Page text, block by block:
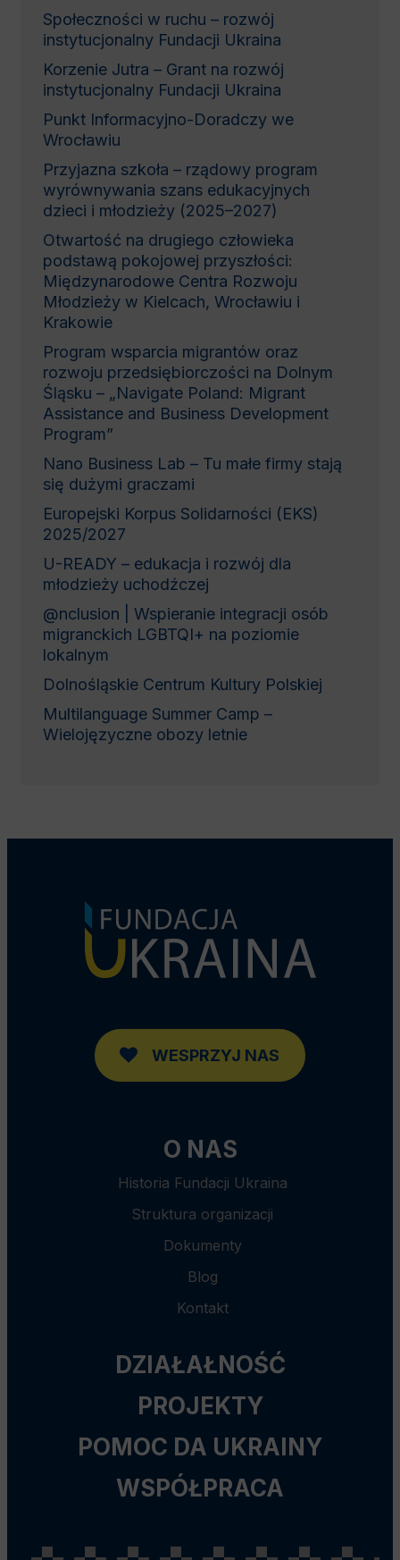
Społeczności w ruchu – rozwój
instytucjonalny Fundacji Ukraina
Korzenie Jutra – Grant na rozwój
instytucjonalny Fundacji Ukraina
Punkt Informacyjno-Doradczy we
Wrocławiu
Przyjazna szkoła – rządowy program
wyrównywania szans edukacyjnych
dzieci i młodzieży (2025–2027)
Otwartość na drugiego człowieka
podstawą pokojowej przyszłości:
Międzynarodowe Centra Rozwoju
Młodzieży w Kielcach, Wrocławiu i
Krakowie
Program wsparcia migrantów oraz
rozwoju przedsiębiorczości na Dolnym
Śląsku – „Navigate Poland: Migrant
Assistance and Business Development
Program”
Nano Business Lab – Tu małe firmy stają
się dużymi graczami
Europejski Korpus Solidarności (EKS)
2025/2027
U-READY – edukacja i rozwój dla
młodzieży uchodźczej
@nclusion | Wspieranie integracji osób
migranckich LGBTQI+ na poziomie
lokalnym
Dolnośląskie Centrum Kultury Polskiej
Multilanguage Summer Camp –
Wielojęzyczne obozy letnie
WESPRZYJ NAS
O NAS
Historia Fundacji Ukraina
Struktura organizacji
Dokumenty
Blog
Kontakt
DZIAŁAŁNOŚĆ
PROJEKTY
POMOC DA UKRAINY
WSPÓŁPRACA